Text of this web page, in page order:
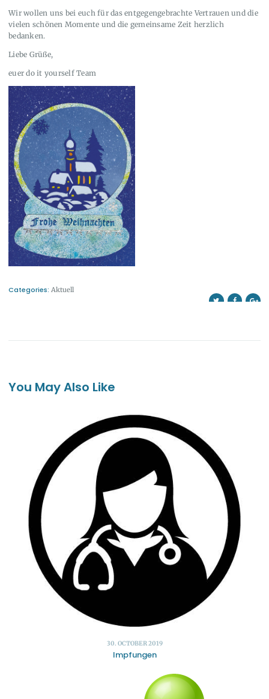
Wir wollen uns bei euch für das entgegengebrachte Vertrauen und die
vielen schönen Momente und die gemeinsame Zeit herzlich
bedanken.
Liebe Grüße,
euer do it yourself Team
Categories: Aktuell
You May Also Like
30. OCTOBER 2019
Impfungen